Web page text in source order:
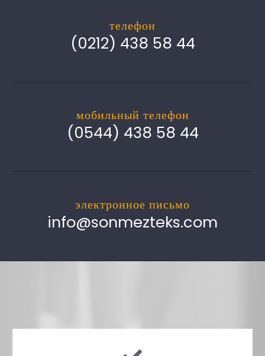
телефон
(0212) 438 58 44
мобильный телефон
(0544) 438 58 44
электронное письмо
info@sonmezteks.com